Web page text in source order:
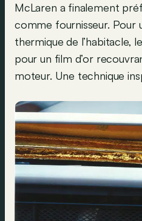
McLaren a finalement
comme fournisseur. Pour
thermique de l’habitacle,
pour un film d’or
moteur. Une technique